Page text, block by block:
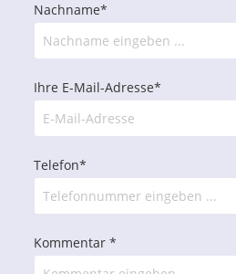
Nachname*
Ihre E-Mail-Adresse*
Telefon*
Kommentar *